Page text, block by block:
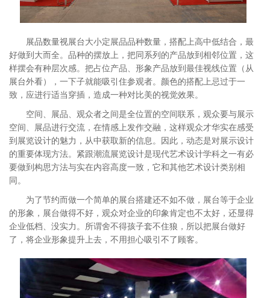
展品数量视展台大小定展品品种数量，搭配上高中低结合，最
好做到大而全。品种的摆放上，把同系列的产品放到相邻位置，这
样摆会有种层次感。把占位产品、形象产品放到最佳视线位置（从
展台外看），一下子就能吸引住参观者。颜色的搭配上忌过于一
致，应进行适当穿插，造成一种对比美的视觉效果。
空间、展品、观众者之间是全位置的空间联系，观众要与展示
空间、展品进行交流，在情感上发作交融，这样观众才华实在感受
到展览设计的魅力，从中获取新的信息。因此，动态是对展示设计
的重要体现方法。紧跟潮流展览设计是现代艺术设计学科之一有必
要做到构思方法与实在内容高度一致，它和其他艺术设计类别相
同。
为了节约而做一个简单的展台搭建还不如不做，展台等于企业
的形象，展台做得不好，观众对企业的印象肯定也不太好，还显得
企业低档、没实力。所谓舍不得孩子套不住狼，所以把展台做好
了，将企业形象提升上去，不用担心吸引不了顾客。